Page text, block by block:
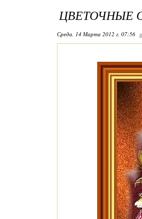
ЦВЕТОЧНЫЕ
Среда, 14 Марта 2012 г. 07:56